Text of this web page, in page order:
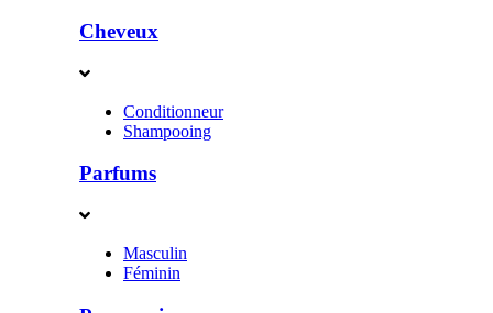
Cheveux
Conditionneur
Shampooing
Parfums
Masculin
Féminin